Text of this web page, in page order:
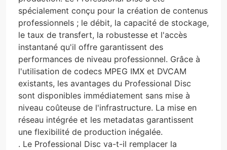
spécialement conçu pour la création de contenus
professionnels ; le débit, la capacité de stockage,
le taux de transfert, la robustesse et l'accès
instantané qu'il offre garantissent des
performances de niveau professionnel. Grâce à
l'utilisation de codecs MPEG IMX et DVCAM
existants, les avantages du Professional Disc
sont disponibles immédiatement sans mise à
niveau coûteuse de l'infrastructure. La mise en
réseau intégrée et les metadatas garantissent
une flexibilité de production inégalée.
. Le Professional Disc va-t-il remplacer la